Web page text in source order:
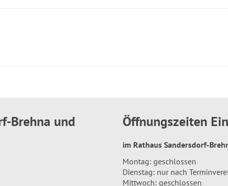
Brehna und
Öffnungszeiten
im Rathaus Sandersdorf-
Montag: geschlossen
Dienstag: nur nach
Mittwoch: geschlossen